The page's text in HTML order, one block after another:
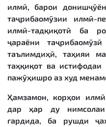
илмӣ, барои
таҷрибаомӯзии илмӣ-
илмӣ-тадқиқотӣ ба
ҷараёни
таълимдиҳӣ, таҳияи
таҳқиқот ва
пажӯҳишро аз худ
Ҳамзамон, корҳои
дар ҳар ду нимсолаи
гардида, ба рушди